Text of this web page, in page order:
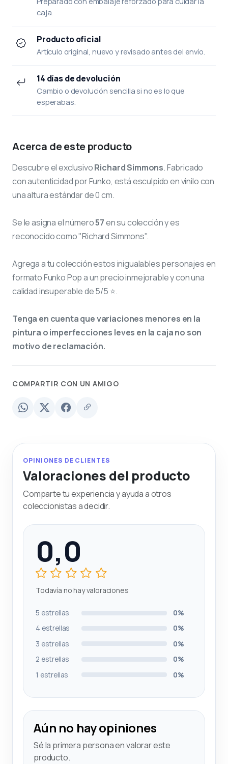
caja.
Producto oficial
Artículo original, nuevo y revisado antes del envío.
14 días de devolución
Cambio o devolución sencilla si no es lo que
esperabas.
Acerca de este producto
Descubre el exclusivoRichard Simmons. Fabricado
con autenticidad por Funko, está esculpido en vinilo con
una altura estándar de 0 cm.
Se le asigna el número57en su colección y es
reconocido como "Richard Simmons".
Agrega a tu colección estos inigualables personajes en
formato Funko Pop a un precio inmejorable y con una
calidad insuperable de 5/5 ⭐.
Tenga en cuenta que variaciones menores en la
pintura o imperfecciones leves en la caja no son
motivo de reclamación.
COMPARTIR CON UN AMIGO
OPINIONES DE CLIENTES
Valoraciones del producto
Comparte tu experiencia y ayuda a otros
coleccionistas a decidir.
0,0
Todavía no hay valoraciones
5 estrellas
0%
4 estrellas
0%
3 estrellas
0%
2 estrellas
0%
1 estrellas
0%
Aún no hay opiniones
Sé la primera persona en valorar este
producto.